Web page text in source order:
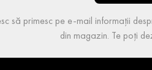
să primesc pe e-mail informații
din magazin. Te poți